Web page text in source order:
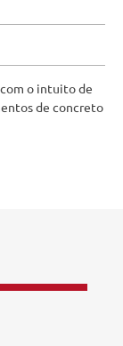
o intuito de
de concreto